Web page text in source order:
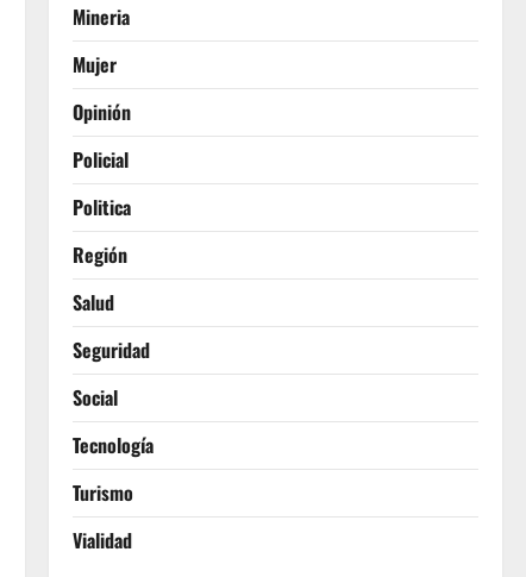
Mineria
Mujer
Opinión
Policial
Politica
Región
Salud
Seguridad
Social
Tecnología
Turismo
Vialidad